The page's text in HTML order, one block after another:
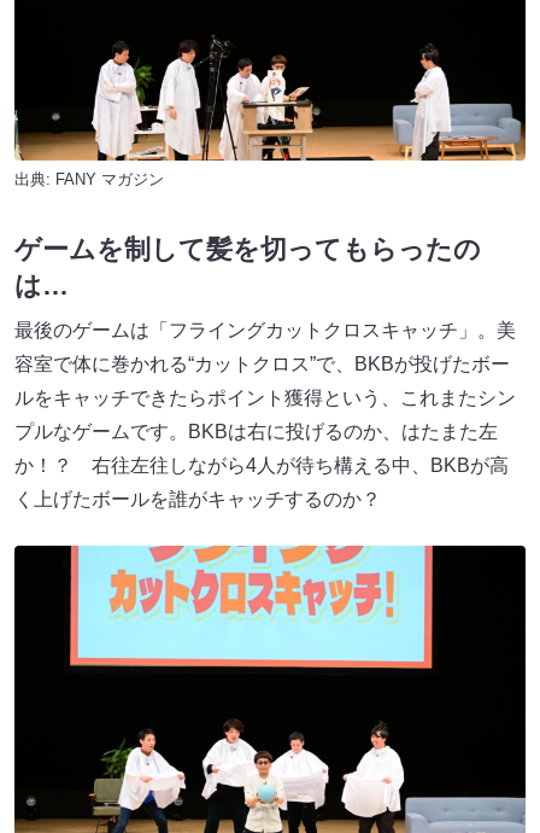
出典: FANY マガジン
ゲームを制して髪を切ってもらったの
は…
最後のゲームは「フライングカットクロスキャッチ」。美
容室で体に巻かれる“カットクロス”で、BKBが投げたボー
ルをキャッチできたらポイント獲得という、これまたシン
プルなゲームです。BKBは右に投げるのか、はたまた左
か！？ 右往左往しながら4人が待ち構える中、BKBが高
く上げたボールを誰がキャッチするのか？